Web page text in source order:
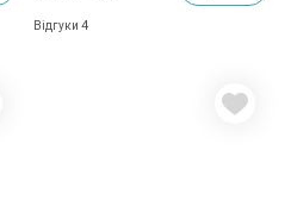
Відгуки4